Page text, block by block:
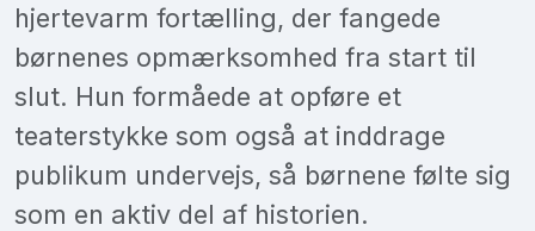
hjertevarm fortælling, der fangede
børnenes opmærksomhed fra start til
slut. Hun formåede at opføre et
teaterstykke som også at inddrage
publikum undervejs, så børnene følte sig
som en aktiv del af historien.